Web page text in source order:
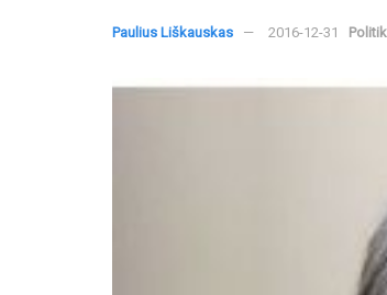
Paulius Liškauskas 2016-12-31